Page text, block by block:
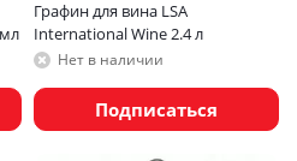
Графин для вина LSA
International Wine 2.4 л
Нет в наличии
Подписаться